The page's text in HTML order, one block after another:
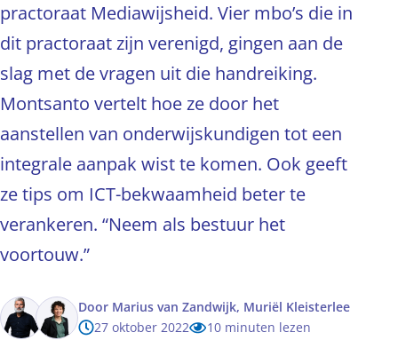
practoraat Mediawijsheid. Vier mbo’s die in
dit practoraat zijn verenigd, gingen aan de
slag met de vragen uit die handreiking.
Montsanto vertelt hoe ze door het
aanstellen van onderwijskundigen tot een
integrale aanpak wist te komen. Ook geeft
ze tips om ICT-bekwaamheid beter te
verankeren. “Neem als bestuur het
voortouw.”
Door Marius van Zandwijk, Muriël Kleisterlee
27 oktober 2022
10 minuten lezen